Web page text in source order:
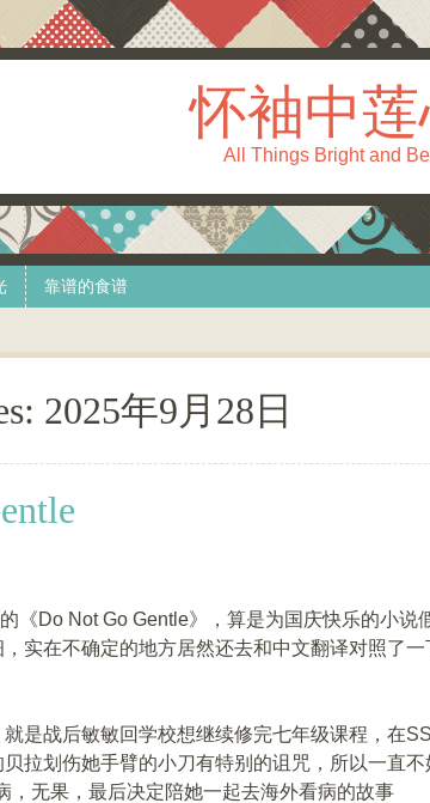
怀袖中
All Things Bright and
靠谱的食谱
2025年9月28日
《Do Not Go Gentle》，算是为国庆快乐的小说
实在不确定的地方居然还去和中文翻译对照了
是战后敏敏回学校想继续修完七年级课程，在
拉划伤她手臂的小刀有特别的诅咒，所以一直
，无果，最后决定陪她一起去海外看病的故事